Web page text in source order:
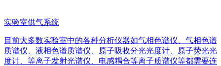
实验室供气系统
目前大多数实验室中的各种分析仪器如气相色谱仪、气相色谱
质谱仪、液相色谱质谱仪、原子吸收分光光度计、原子荧光光
度计、等离子发射光谱仪、电感耦合等离子质谱仪等都需要连